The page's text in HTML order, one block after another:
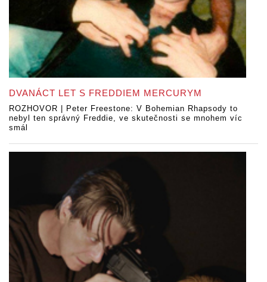
DVANÁCT LET S FREDDIEM MERCURYM
ROZHOVOR | Peter Freestone: V Bohemian Rhapsody to
nebyl ten správný Freddie, ve skutečnosti se mnohem víc
smál